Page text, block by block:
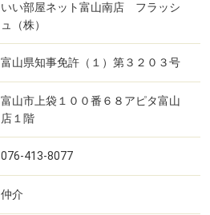
いい部屋ネット富山南店 フラッシ
ュ（株）
富山県知事免許（１）第３２０３号
富山市上袋１００番６８アピタ富山
店１階
076-413-8077
仲介